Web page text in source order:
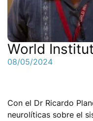
World
08/05/2024
Con el Dr Ricardo
neurolíticas sobre el